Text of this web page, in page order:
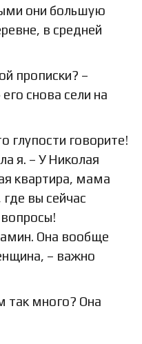
они большую
в средней
прописки? –
снова сели на
глупости говорите!
я. – У Николая
квартира, мама
вы сейчас
Она вообще
– важно
так много? Она